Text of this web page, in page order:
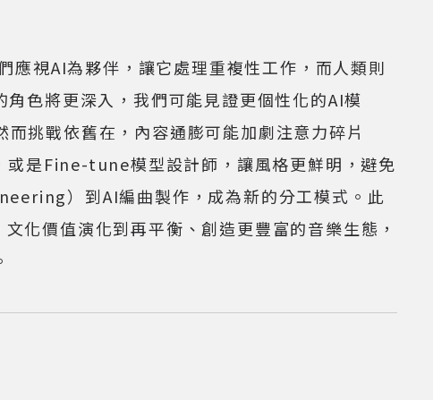
視AI為夥伴，讓它處理重複性工作，而人類則
色將更深入，我們可能見證更個性化的AI模
挑戰依舊在，內容通膨可能加劇注意力碎片
或是Fine-tune模型設計師，讓風格更鮮明，避免
）到AI編曲製作，成為新的分工模式。此
化價值演化到再平衡、創造更豐富的音樂生態，